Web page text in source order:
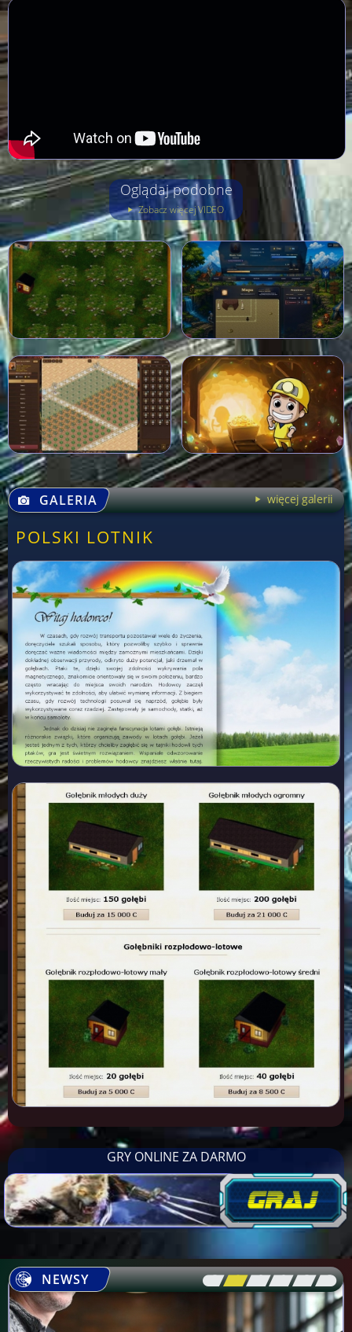
Oglądaj podobne
Zobacz więcej VIDEO
GALERIA więcej galerii
POLSKI LOTNIK
GRY ONLINE ZA DARMO
NEWSY [\ \\ \\ \\ \\ \]